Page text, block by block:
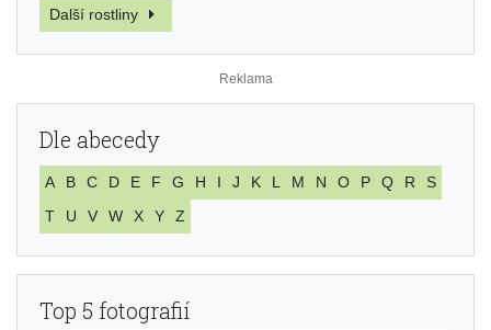
Další rostliny
Dle abecedy
A B C D E F G H I J K L M N O P Q R
S
T
U V W X Y Z
Top 5 fotografií